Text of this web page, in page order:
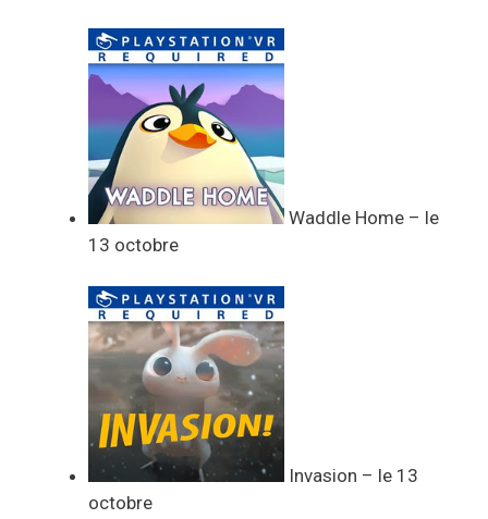
Waddle Home – le
13 octobre
Invasion – le 13
octobre